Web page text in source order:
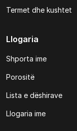
Termet dhe kushtet
Llogaria
Shporta ime
Porositë
Lista e dëshirave
Llogaria ime